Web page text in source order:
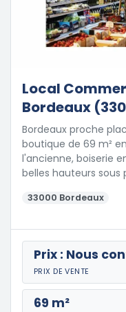
Local
Bordeaux
Bordeaux proche
boutique de 69 m²
l'ancienne, boiserie
belles hauteurs sous
33000 Bordeaux
Prix : Nous
PRIX DE VENTE
69 m²